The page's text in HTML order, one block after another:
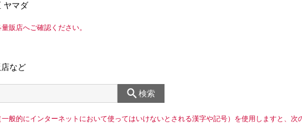
ヤマダ
販店へご確認ください。
など
検索
般的にインターネットにおいて使ってはいけないとされる漢字や記号）を使用しますと、次